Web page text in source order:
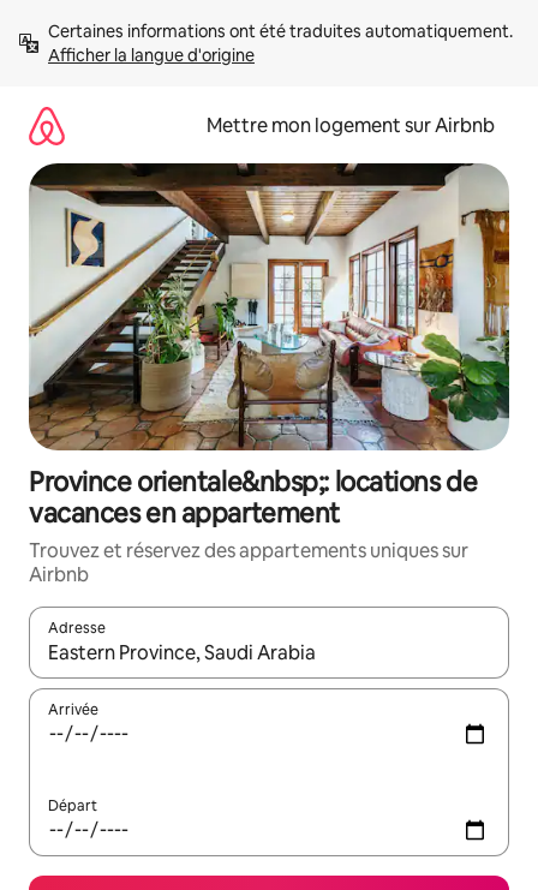
directement
Afficher la langue d'origine
Mettre mon logement sur Airbnb
Province orientale&nbsp;: locations de
vacances en appartement
Trouvez et réservez des appartements uniques sur
Airbnb
Adresse
Lorsque les résultats s'affichent, utilisez les flèches vers le
Arrivée
Départ